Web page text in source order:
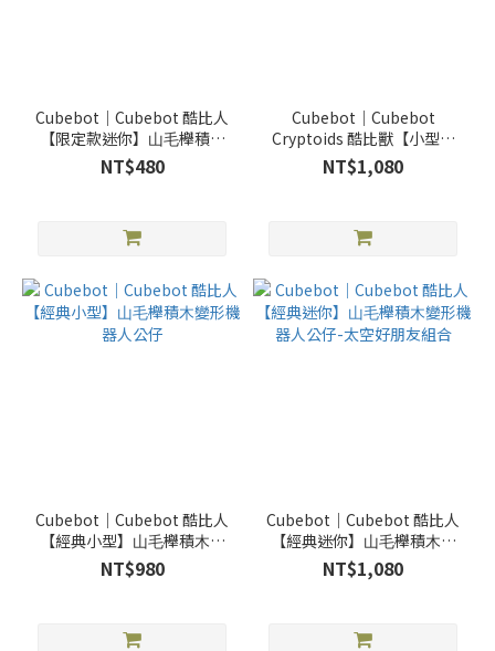
Cubebot｜Cubebot 酷比⼈
【限定款迷你】⼭⽑櫸積⽊
變形機器⼈公仔-限定點點款
NT$480
Cubebot｜Cubebot
Cryptoids 酷比獸【小型】
木製變形積木機器獸公仔
NT$1,080
Cubebot｜Cubebot 酷比⼈
【經典⼩型】⼭⽑櫸積⽊變
形機器⼈公仔
NT$980
Cubebot｜Cubebot 酷比⼈
【經典迷你】⼭⽑櫸積⽊變
形機器⼈公仔-太空好朋友組
合
NT$1,080